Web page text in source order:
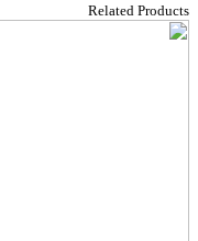
Related Products